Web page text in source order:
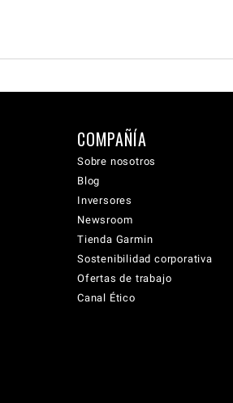
COMPAÑÍA
Sobre nosotros
Blog
Inversores
Newsroom
Tienda Garmin
Sostenibilidad corporativa
Ofertas de trabajo
Canal Ético